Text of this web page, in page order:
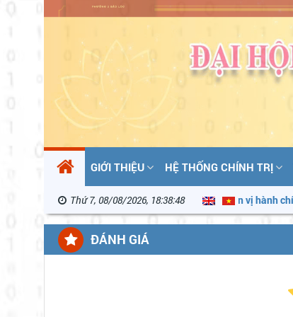
GIỚI THIỆU HỆ THỐNG CHÍNH TRỊ
Thứ 7, 08/08/2026, 18:38:49
Đồng ban hành Quyết định phân loại đơn vị hành chính cấp xã
ĐÁNH GIÁ